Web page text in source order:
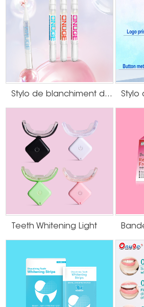
Stylo de blanchiment des dents transparent
Teeth Whitening Light